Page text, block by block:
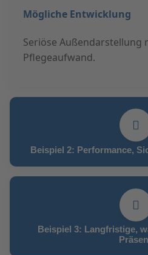
Mögliche Entwicklung
Seriöse Außendarstellung
Pflegeaufwand.
Beispiel 2: Performance,
Beispiel 3: Langfristige,